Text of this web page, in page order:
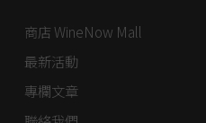
商店 WineNow Mall
最新活動
專欄文章